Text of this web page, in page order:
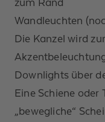
Wandleuchten
Die Kanzel wird
Downlights über
Eine Schiene oder
„bewegliche“